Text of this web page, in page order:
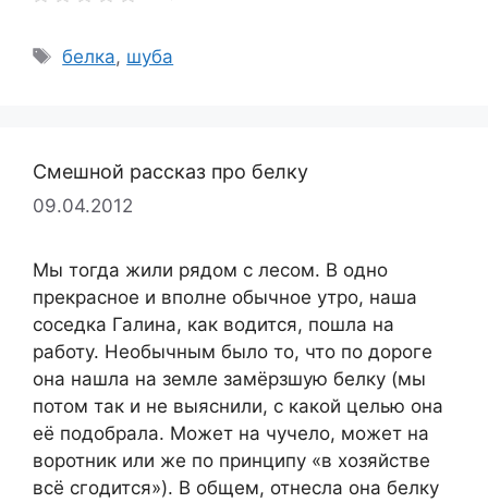
Метки
белка, шуба
Смешной рассказ про белку
09.04.2012
Мы тогда жили рядом с лесом. В одно
прекрасное и вполне обычное утро, наша
соседка Галина, как водится, пошла на
работу. Необычным было то, что по дороге
она нашла на земле замёрзшую белку (мы
потом так и не выяснили, с какой целью она
её подобрала. Может на чучело, может на
воротник или же по принципу «в хозяйстве
всё сгодится»). В общем, отнесла она белку